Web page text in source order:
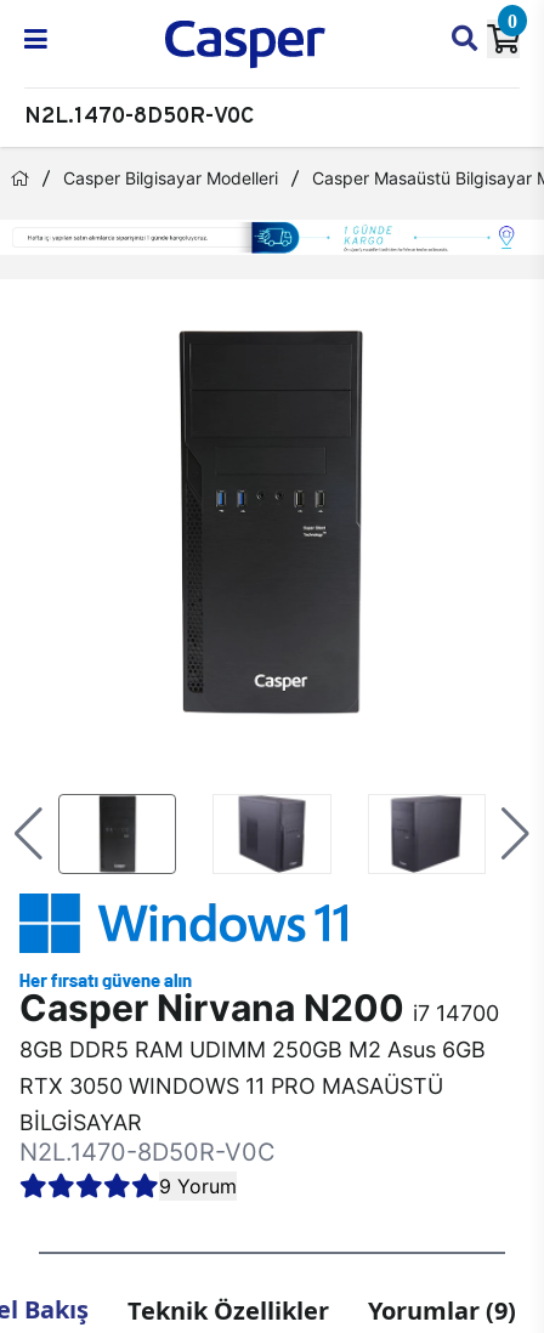
0
N2L.1470-8D50R-V0C
Casper Bilgisayar Modelleri Casper Masaüstü Bilgisayar
Casper Nirvana N200 i7 14700
8GB DDR5 RAM UDIMM 250GB M2 Asus 6GB
RTX 3050 WINDOWS 11 PRO MASAÜSTÜ
BİLGİSAYAR
N2L.1470-8D50R-V0C
9 Yorum
Bakış Teknik Özellikler Yorumlar (9)